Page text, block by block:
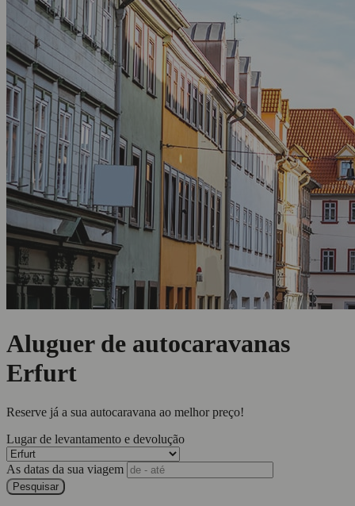
Aluguer de autocaravanas
Erfurt
Reserve já a sua autocaravana ao melhor preço!
Lugar de levantamento e devolução
As datas da sua viagem
Pesquisar